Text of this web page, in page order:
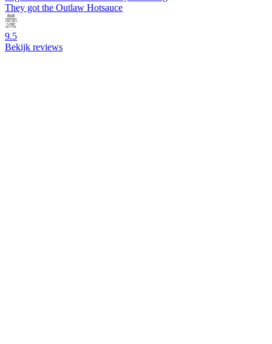
They got the Outlaw Hotsauce
9.5
Bekijk reviews